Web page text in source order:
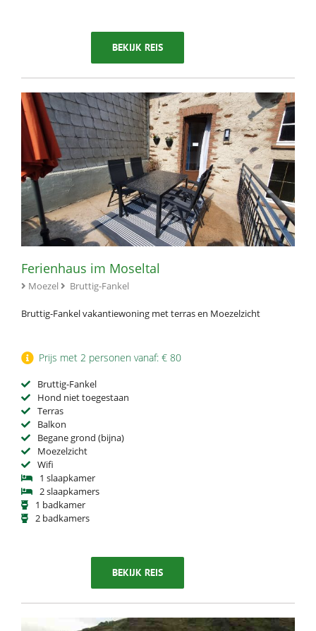
BEKIJK REIS
Ferienhaus im Moseltal
Moezel Bruttig-Fankel
Bruttig-Fankel vakantiewoning met terras en Moezelzicht
Prijs met 2 personen vanaf: € 80
Bruttig-Fankel
Hond niet toegestaan
Terras
Balkon
Begane grond (bijna)
Moezelzicht
Wifi
1 slaapkamer
2 slaapkamers
1 badkamer
2 badkamers
BEKIJK REIS